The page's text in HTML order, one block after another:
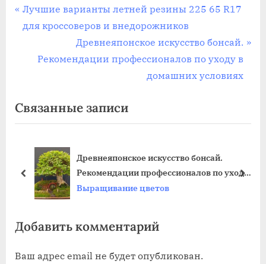
Навигация
по
записям
П
р
у
щ
з
и
ь
Лучшие варианты летней резины 225 65 R17
для кроссоверов и внедорожников
С
л
у
ю
а
я
з
п
с
Древнеяпонское искусство бонсай.
Рекомендации профессионалов по уходу в
домашних условиях
Связанные записи
Древнеяпонское искусство бонсай.
Рекомендации профессионалов по уходу
в домашних условиях
Выращивание цветов
пред
Добавить комментарий
Ваш адрес email не будет опубликован.